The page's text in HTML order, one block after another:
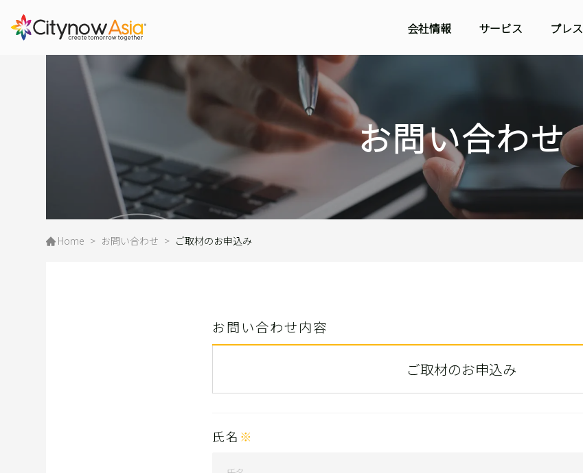
会社情報 サービス
システム開発事業
プレス
お問い合わせ
Home > お問い合わせ > ご取材のお申込み
お問い合わせ内容
ご取材のお申込み
氏名 ※